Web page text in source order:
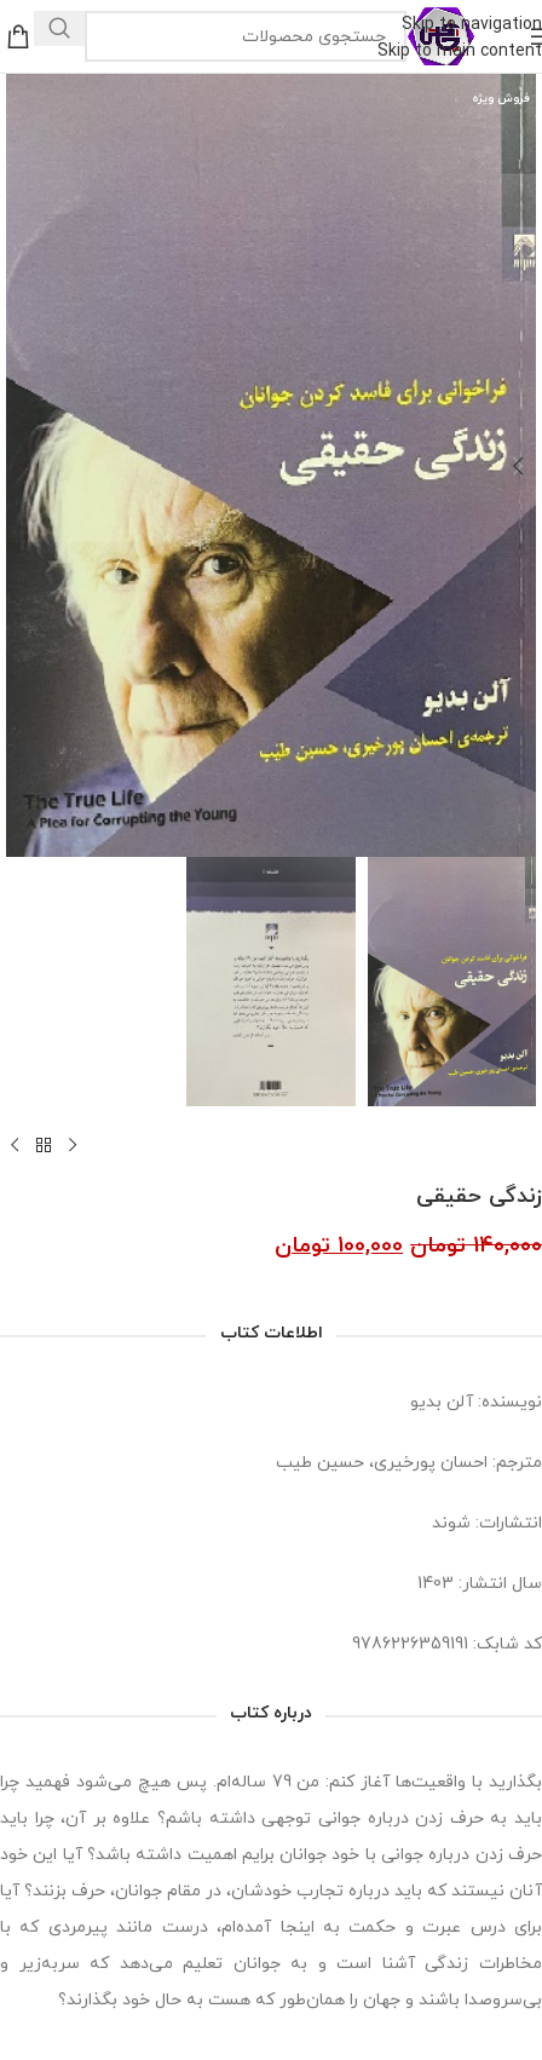
Skip to navigation
Skip to main content
فروش ویژه
زندگی حقیقی
140,000 تومان 100,000 تومان
اطلاعات کتاب
نویسنده: آلن بدیو
مترجم: احسان پورخیری، حسین طیب
انتشارات: شوند
سال انتشار: 1403
کد شابک: 9786226359191
درباره کتاب
بگذارید با واقعیت‌ها آغاز کنم: من 79 ساله‌ام. پس هیچ می‌شود فهمید چرا
باید به حرف زدن درباره جوانی توجهی داشته باشم؟ علاوه بر آن، چرا باید
حرف زدن درباره جوانی با خود جوانان برایم اهمیت داشته باشد؟ آیا این خود
آنان نیستند که باید درباره تجارب خودشان، در مقام جوانان، حرف بزنند؟ آیا
برای درس عبرت و حکمت به اینجا آمده‌ام، درست مانند پیرمردی که با
مخاطرات زندگی آشنا است و به جوانان تعلیم می‌دهد که سربه‌زیر و
بی‌سروصدا باشند و جهان را همان‌طور که هست به حال خود بگذارند؟